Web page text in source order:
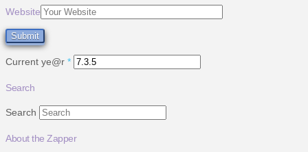
Website
Current ye@r *
Search
Search
About the Zapper